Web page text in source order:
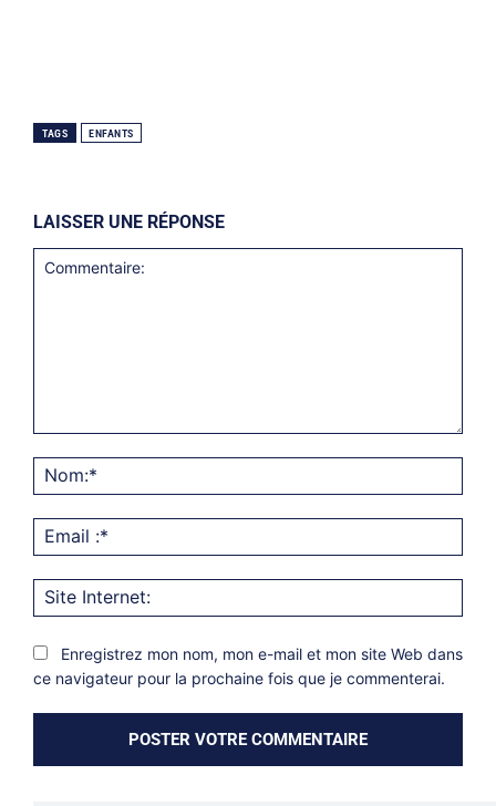
TAGS ENFANTS
LAISSER UNE RÉPONSE
:*
Enregistrez mon nom, mon e-mail et mon site Web dans
ce navigateur pour la prochaine fois que je commenterai.